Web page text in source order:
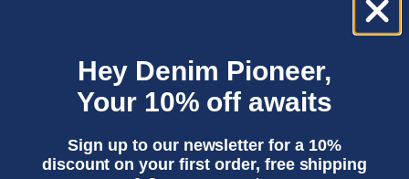
Hey Denim Pioneer,
Your 10% off awaits
Sign up to our newsletter for a 10%
discount on your first order, free shipping